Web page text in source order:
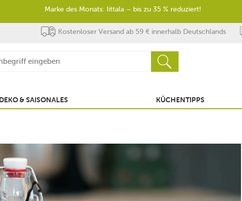
Kostenloser Versand ab 59 € innerhalb Deutschlands
DEKO & SAISONALES KÜCHENTIPPS
Marke des Monats: Iittala – bis zu 35 % reduziert!